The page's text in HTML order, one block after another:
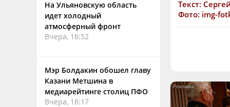
На Ульяновскую область
идет холодный
атмосферный фронт
Вчера, 16:52
Мэр Болдакин обошел главу
Казани Метшина в
медиарейтинге столиц ПФО
Вчера, 16:17
Текст:
Фото: img-